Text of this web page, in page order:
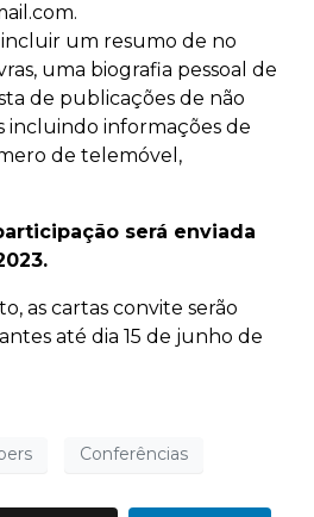
um resumo de no
uma biografia pessoal de
de publicações de não
incluindo informações de
de telemóvel,
será enviada
as cartas convite serão
até dia 15 de junho de
Conferências